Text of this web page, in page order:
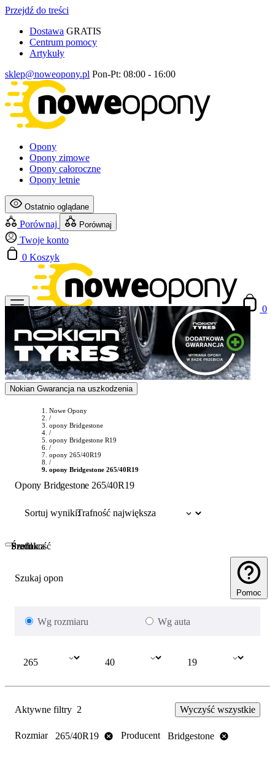
Przejdź do treści
Dostawa GRATIS
Centrum pomocy
Artykuły
sklep@noweopony.pl Pon-Pt: 08:00 - 16:00
Opony
Opony zimowe
Opony całoroczne
Opony letnie
Ostatnio oglądane
Porównaj Porównaj
Twoje konto
0 Koszyk
0
Nokian Gwarancja na uszkodzenia
Nowe Opony
/
opony Bridgestone
/
opony Bridgestone R19
/
opony 265/40R19
/
opony Bridgestone 265/40R19
Opony Bridgestone 265/40R19
Sortuj wyniki:
Szukaj opon
Pomoc
Wg rozmiaru Wg auta
Szerokość
Profil
Średnica
Aktywne filtry 2 Wyczyść wszystkie
Rozmiar 265/40R19 Producent Bridgestone